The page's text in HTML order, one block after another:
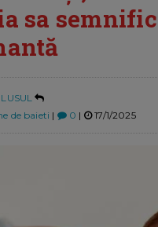
sa
de baieti | 0 | 17/1/2025